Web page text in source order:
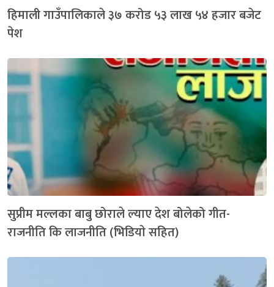
हिमाली गाउँपालिकाले ३७ करोड ५३ लाख ५४ हजार बजेट
पेश
सुप्रीम मल्लका बाबु छोराले ल्याए देश बोलेको गीत-
राजनीति कि लाजनीति (भिडियाे सहित)